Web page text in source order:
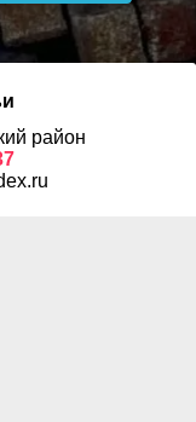
район